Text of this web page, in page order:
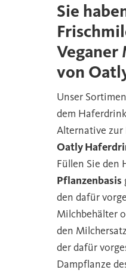
Sie
Veganer
von
Unser
dem
Alternative zur
Oatly
Füllen Sie den
Pflanzenbasis
den dafür
Milchbehälter
den
der dafür
Dampflanze